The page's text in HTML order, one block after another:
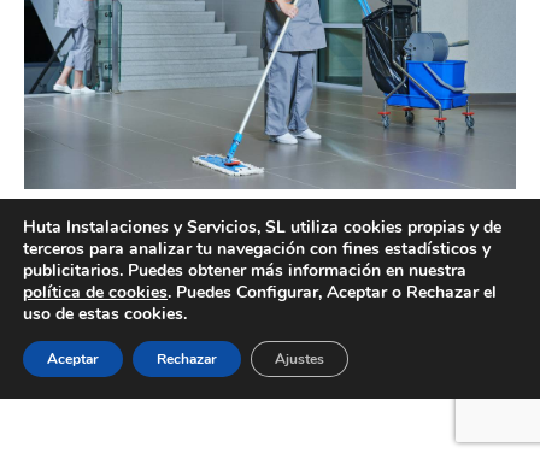
Empresas de limpieza de comunidades en Valencia
Información legal
Huta Instalaciones y Servicios, SL utiliza cookies propias y de
terceros para analizar tu navegación con fines estadísticos y
publicitarios. Puedes obtener más información en nuestra
política de cookies. Puedes Configurar, Aceptar o Rechazar el
uso de estas cookies.
Aceptar Rechazar Ajustes